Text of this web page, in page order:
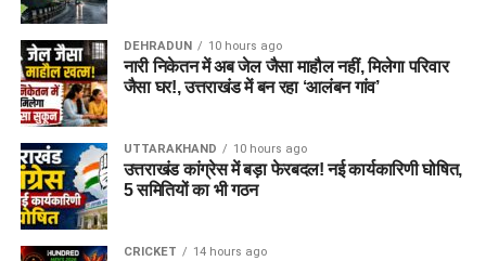
में पार्टी छोड़ने की दौड़ लगी है। उन्होंने कहा कि गढ़वाल भारत की सुरक्षा का
गढ़ है। गढ़वाल का देश की सुरक्षा में बड़ा योगदान है, उन्होंने जनता का
आह्वान किया कि गढ़वाल को एक ऐसा प्रतिनिधि दीजिए जो गढ़वाल का
विकास कर सके।
DEHRADUN 10 hours ago
नारी निकेतन में अब जेल जैसा माहौल नहीं, मिलेगा परिवार
जैसा घर!, उत्तराखंड में बन रहा ‘आलंबन गांव’
UTTARAKHAND 10 hours ago
उत्तराखंड कांग्रेस में बड़ा फेरबदल! नई कार्यकारिणी घोषित,
5 समितियों का भी गठन
CRICKET 14 hours ago